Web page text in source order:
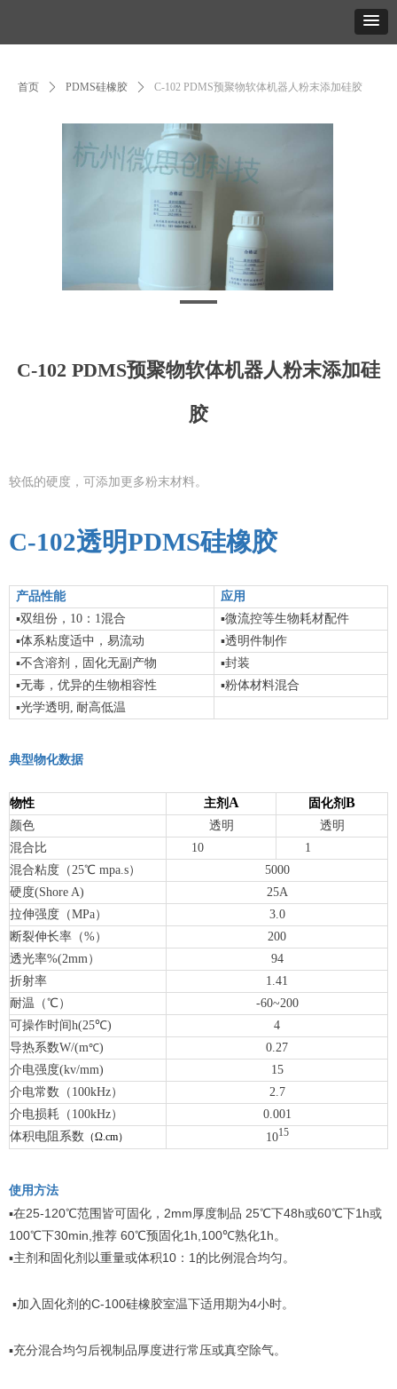
首页 ꄲ PDMS硅橡胶 ꄲ C-102 PDMS预聚物软体机器人粉末添加硅胶
C-102 PDMS预聚物软体机器人粉末添加硅
胶
较低的硬度，可添加更多粉末材料。
C-102透明PDMS硅橡胶
产品性能 应用
▪双组份，10：1混合 ▪微流控等生物耗材配件
▪体系粘度适中，易流动 ▪透明件制作
▪不含溶剂 ，固化无副产物 ▪封装
▪无毒，优异的生物相容性 ▪粉体材料混合
▪光学透明, 耐高低温
典型物化数据
物性 主剂A 固化剂 B
颜色 透明
透明
混合比
10
1
混合粘度（25℃ mpa.s）
5000
硬度(Shore A)
25A
拉伸强度（MPa）
3.0
断裂伸长率（%）
200
透光率%(2mm）
94
折射率
1.41
耐温（℃）
-60~200
可操作时间h(25℃)
4
导热系数W/(m℃)
0.27
介电强度(kv/mm)
15
介电常数（100kHz）
2.7
介电损耗（100kHz）
0.001
体积电阻系数 （Ω.cm） 1015
使用方法
▪在25-120℃范围皆可固化， 2mm厚度制品 25℃下48h或60℃下1h或
100℃下30min, 推荐 60℃预固化1h,100℃熟化1h。
▪主剂和固化剂以重量或体积10 ： 1 的比例混合均匀。
▪加入固化剂的C-100硅橡胶室温下适用期为4小时。
▪充分混合均匀后视制品厚度进行常压或真空除气。